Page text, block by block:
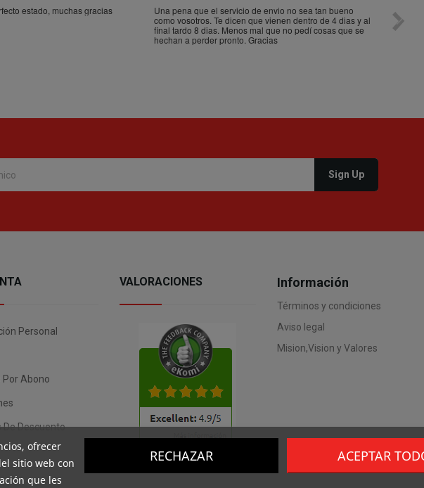
estado, muchas gracias
Una pena que el servicio de envio no sea tan bueno
como vosotros. Te dicen que vienen dentro de 4 dias y al
final tardo 8 dias. Menos mal que no pedí cosas que se
hechan a perder pronto. Gracias
Personal
Por Abono
De Descuento
VALORACIONES Información
Términos y condiciones
Aviso legal
Mision,Vision y Valores
ofrecer
sitio web con
que les
RECHAZAR ACEPTAR